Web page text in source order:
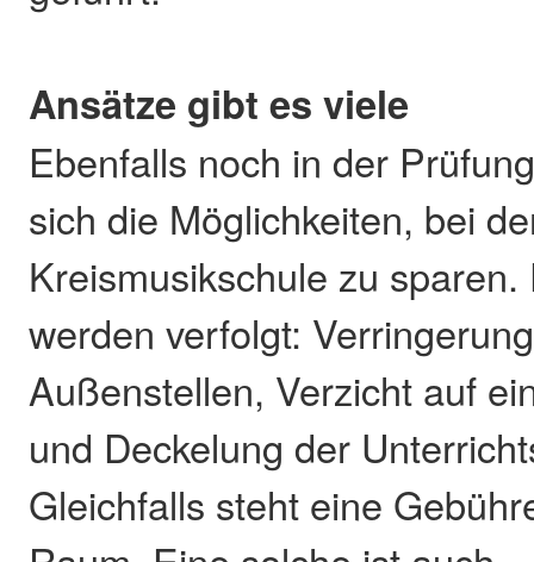
Ansätze gibt es viele
Ebenfalls noch in der
sich die Möglichkeiten, bei
Kreismusikschule zu
werden verfolgt:
Außenstellen, Verzicht auf
und Deckelung der
Gleichfalls steht eine